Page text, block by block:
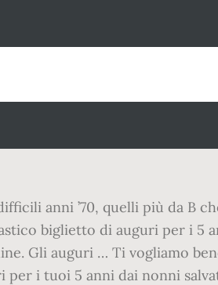
anni ’70, quelli più da B
biglietto di auguri per i 5
Gli auguri … Ti vogliamo
per i tuoi 5 anni dai nonni